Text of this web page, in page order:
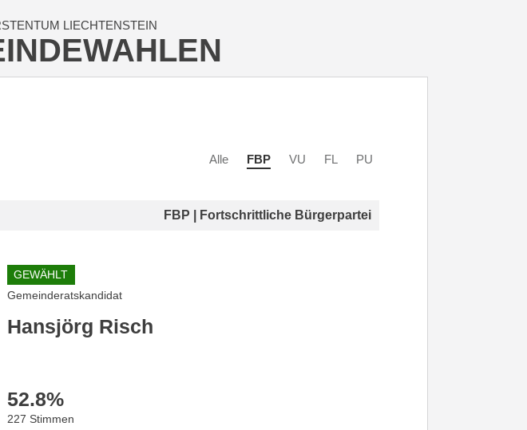
LIECHTENSTEIN
Alle FBP VU FL PU
FBP | Fortschrittliche Bürgerpartei
GEWÄHLT
Gemeinderatskandidat
Hansjörg Risch
52.8%
227 Stimmen